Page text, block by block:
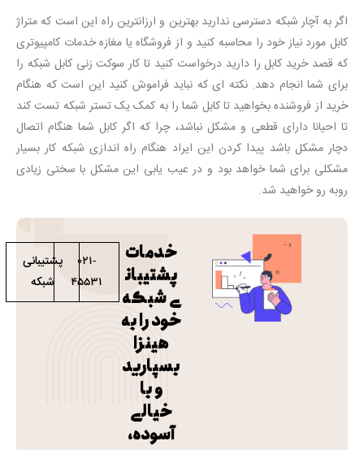
اگر به آچار شبکه دسترسی ندارید بهترین و ارزانترین راه این است که متراژ
کابل مورد نیاز خود را محاسبه کنید و از فروشگاه یا مغازه خدمات کامپیوتری
که قصد خرید کابل را دارید درخواست کنید تا کار سوکت زنی کابل شبکه را
برای شما انجام دهد. نکته ای که نباید فراموش کنید این است که هنگام
خرید از فروشنده بخواهید تا کابل شما را به کمک یک تستر شبکه تست کند
تا احیانا دارای قطعی و مشکل نباشد، چرا که اگر کابل شما هنگام اتصال
دچار مشکل باشد پیدا کردن این ایراد هنگام راه اندازی شبکه کار بسیار
مشکلی برای شما خواهد بود و در عیب یابی این مشکل با سختی زیادی
روبه رو خواهید شد.
خدمات
پشتیبان
ی شبکه
خود را به
هینزا
بسپارید
و با
خیالی
آسوده،
021-
45531
پشتیبانی
شبکه